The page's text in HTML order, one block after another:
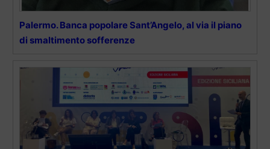
Palermo. Banca popolare Sant’Angelo, al via il piano
di smaltimento sofferenze